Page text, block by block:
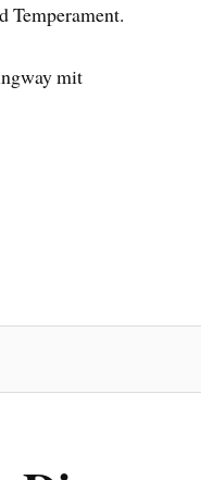
Temperament.
mit